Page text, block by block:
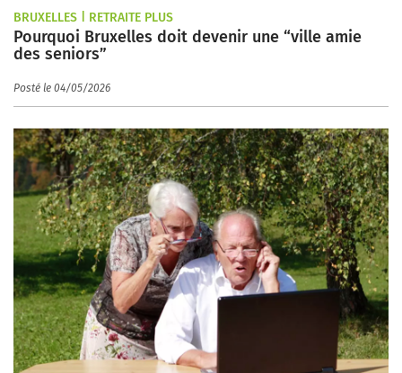
BRUXELLES | RETRAITE PLUS
Pourquoi Bruxelles doit devenir une “ville amie
des seniors”
Posté le 04/05/2026